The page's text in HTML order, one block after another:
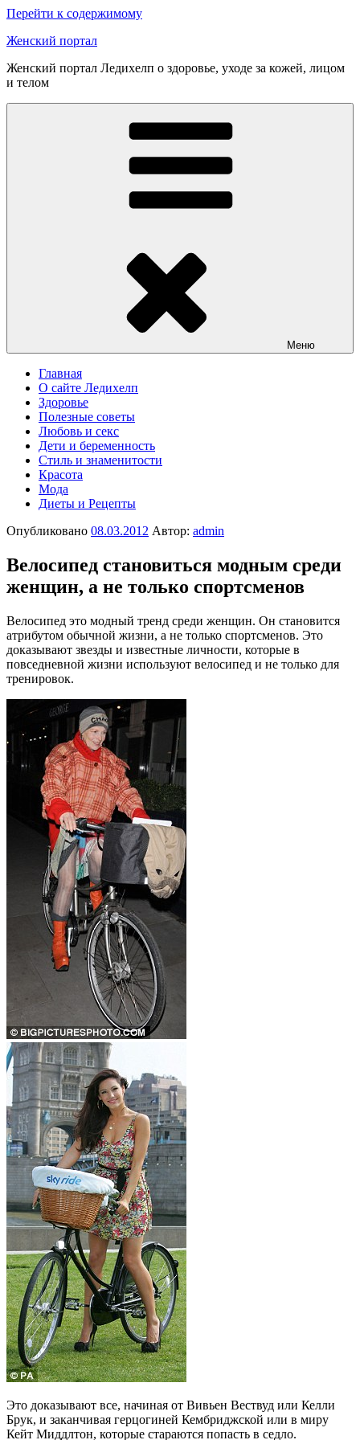
Перейти к содержимому
Женский портал
Женский портал Ледихелп о здоровье, уходе за кожей, лицом
и телом
Меню
Главная
О сайте Ледихелп
Здоровье
Полезные советы
Любовь и секс
Дети и беременность
Стиль и знаменитости
Красота
Мода
Диеты и Рецепты
Опубликовано 08.03.2012 Автор: admin
Велосипед становиться модным среди
женщин, а не только спортсменов
Велосипед это модный тренд среди женщин. Он становится
атрибутом обычной жизни, а не только спортсменов. Это
доказывают звезды и известные личности, которые в
повседневной жизни используют велосипед и не только для
тренировок.
Это доказывают все, начиная от Вивьен Вествуд или Келли
Брук, и заканчивая герцогиней Кембриджской или в миру
Кейт Миддлтон, которые стараются попасть в седло.